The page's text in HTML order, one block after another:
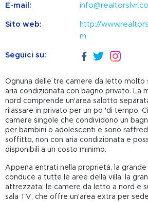
E-mail:
Sito web:
http://
m
Seguici su:
Ognuna delle tre camere da letto molto
aria condizionata con bagno privato. La
nord comprende un'area salotto
rilassare in privato per un po 'di tempo.
camere singole che condividono un
per bambini o adolescenti e sono
soffitto, non con aria condizionata e
disponibili a un costo minimo.
Appena entrati nella proprietà, la
conduce a tutte le aree della villa; la
attrezzata; le camere da letto a nord e
sala TV, che offre un'area extra per